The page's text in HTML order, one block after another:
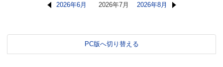
2026年6月 2026年7月 2026年8月
PC版へ切り替える